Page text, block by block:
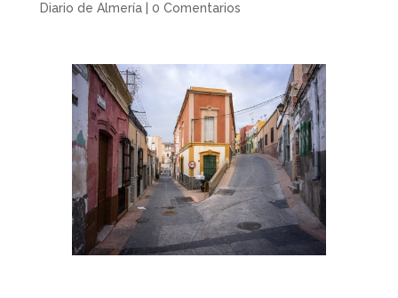
Diario de Almería| 0 Comentarios